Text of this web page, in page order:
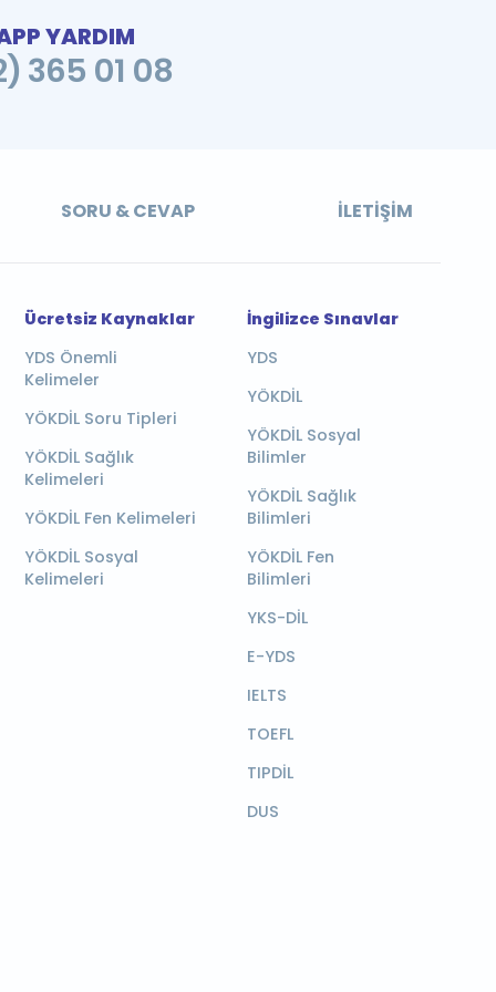
YARDIM
365 01 08
SORU & CEVAP İLETIŞIM
Ücretsiz Kaynaklar
YDS Önemli
Kelimeler
YÖKDİL Soru Tipleri
YÖKDİL Sağlık
Kelimeleri
YÖKDİL Fen Kelimeleri
YÖKDİL Sosyal
Kelimeleri
İngilizce Sınavlar
YDS
YÖKDİL
YÖKDİL Sosyal
Bilimler
YÖKDİL Sağlık
Bilimleri
YÖKDİL Fen
Bilimleri
YKS-DİL
E-YDS
IELTS
TOEFL
TIPDİL
DUS